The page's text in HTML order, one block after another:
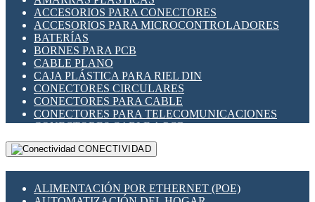
INDICADORES PARA PANEL
INTERFACES DE RELÉ
INTERRUPTORES FIN DE CARRERA
LLAVES CONMUTADORAS
MEDIDORES DE ENERGÍA Y TC'S DE CORRIENTE
MOTORES PASO A PASO
PANTALLAS HMI
PLC -CONTROLADORES LÓGICO PROGRAMABLES
PROGRAMADORES DE HORARIO
RELÉS DE PROTECCIÓN
SENSORES CAPACITIVOS
SENSORES INDUCTIVOS
ACCESORIOS PARA CONECTORES
ACCESORIOS PARA MICROCONTROLADORES
BATERÍAS
BORNES PARA PCB
CABLE PLANO
CAJA PLÁSTICA PARA RIEL DIN
CONECTORES CIRCULARES
CONECTORES PARA CABLE
CONECTORES PARA TELECOMUNICACIONES
CONECTORES CABLE A PCB
CONECTORES PCB A CABLE
DIP SWITCHES
HERRAMIENTAS VARIAS
CONECTIVIDAD
ALIMENTACIÓN POR ETHERNET (POE)